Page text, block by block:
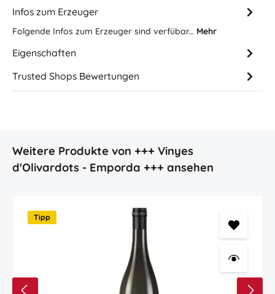
Infos zum Erzeuger
Folgende Infos zum Erzeuger sind verfübar... Mehr
Eigenschaften
Trusted Shops Bewertungen
Produktgalerie überspringen
Weitere Produkte von +++ Vinyes
d'Olivardots - Emporda +++ ansehen
Tipp